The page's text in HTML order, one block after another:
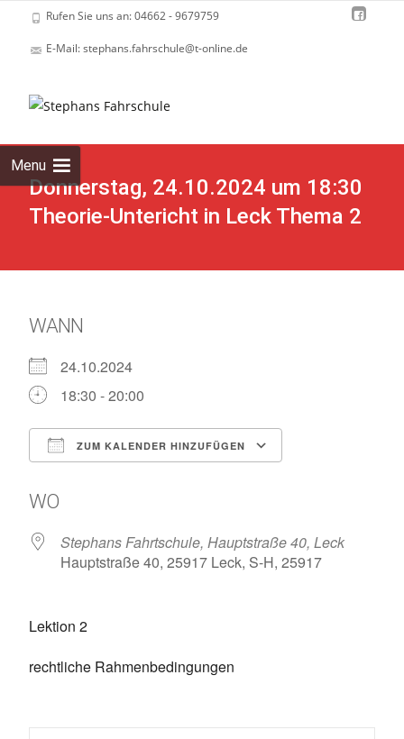
Rufen Sie uns an: 04662 - 9679759
E-Mail: stephans.fahrschule@t-online.de
Menu
Donnerstag, 24.10.2024 um 18:30
Theorie-Untericht in Leck Thema 2
WANN
24.10.2024
18:30 - 20:00
ZUM KALENDER HINZUFÜGEN
WO
Stephans Fahrtschule, Hauptstraße 40, Leck
Hauptstraße 40, 25917 Leck, S-H, 25917
Lektion 2
rechtliche Rahmenbedingungen